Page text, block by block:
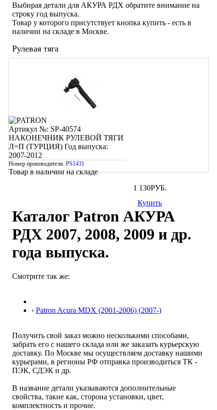
Выбирая детали для АКУРА РДX обратите внимание на
строку год выпуска.
Товар у которого присутствует кнопка купить - есть в
наличии на складе в Москве.
Рулевая тяга
Артикул №: SP-40574
НАКОНЕЧНИК РУЛЕВОЙ ТЯГИ
Л=П (ТУРЦИЯ) Год выпуска:
2007-2012
Номер производителя: PS1431
Товар в наличии на складе
1 130РУБ.
Купить
Каталог Patron АКУРА
РДX 2007, 2008, 2009 и др.
года выпуска.
Смотрите так же:
› Patron Acura MDX (2001-2006) (2007-)
Получить свой заказ можно несколькими способами,
забрать его с нашего склада или же заказать курьерскую
доставку. По Москве мы осуществляем доставку нашими
курьерами, в регионы РФ отправка производиться ТК -
ПЭК, СДЭК и др.
В название детали указываются дополнительные
свойства, такие как, сторона установки, цвет,
комплектность и прочие.